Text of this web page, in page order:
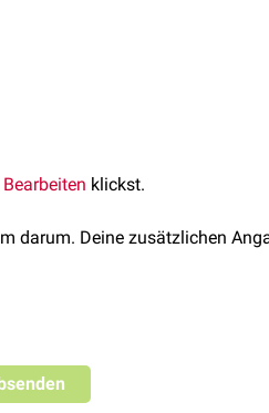
Tiefenachse.
Läßt man die
auf:
Bearbeiten klickst.
darum. Deine zusätzlichen